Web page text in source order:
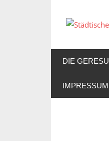
Inhalt
DIE GERESU
IMPRESSUM